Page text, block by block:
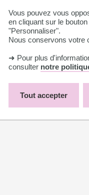
Vous pouvez vous
en cliquant sur le
"Personnaliser".
Nous conservons votre
➜ Pour plus
consulter notre
Tout accepter